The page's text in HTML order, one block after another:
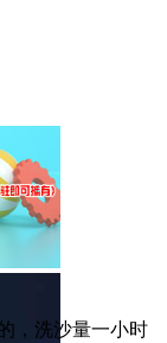
，洗沙量一小时